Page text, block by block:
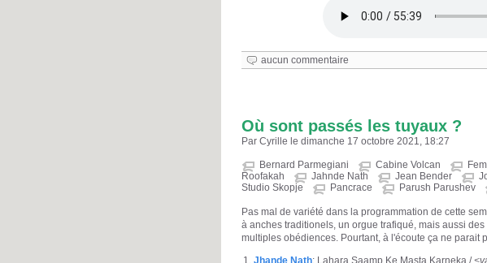
aucun commentaire
Où sont passés les tuyaux ?
Par Cyrille le dimanche 17 octobre 2021, 18:27
Bernard Parmegiani Cabine Volcan
Roofakah
Jahnde Nath Jean Bender
Studio Skopje
Pancrace Parush Parushev
Pas mal de variété dans la programmation de cette
à anches traditionels, un orgue trafiqué, mais aussi
multiples obédiences. Pourtant, à l'écoute ça ne parait
Jhande Nath: Lahara Saamp Ke Masta Karneka /